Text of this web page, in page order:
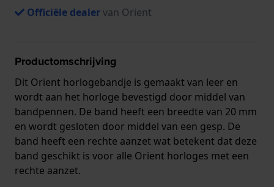
Officiële dealervan Orient
Productomschrijving
Dit Orient horlogebandje is gemaakt van leer en
wordt aan het horloge bevestigd door middel van
bandpennen. De band heeft een breedte van 20 mm
en wordt gesloten door middel van een gesp. De
band heeft een rechte aanzet wat betekent dat deze
band geschikt is voor alle Orient horloges met een
rechte aanzet.